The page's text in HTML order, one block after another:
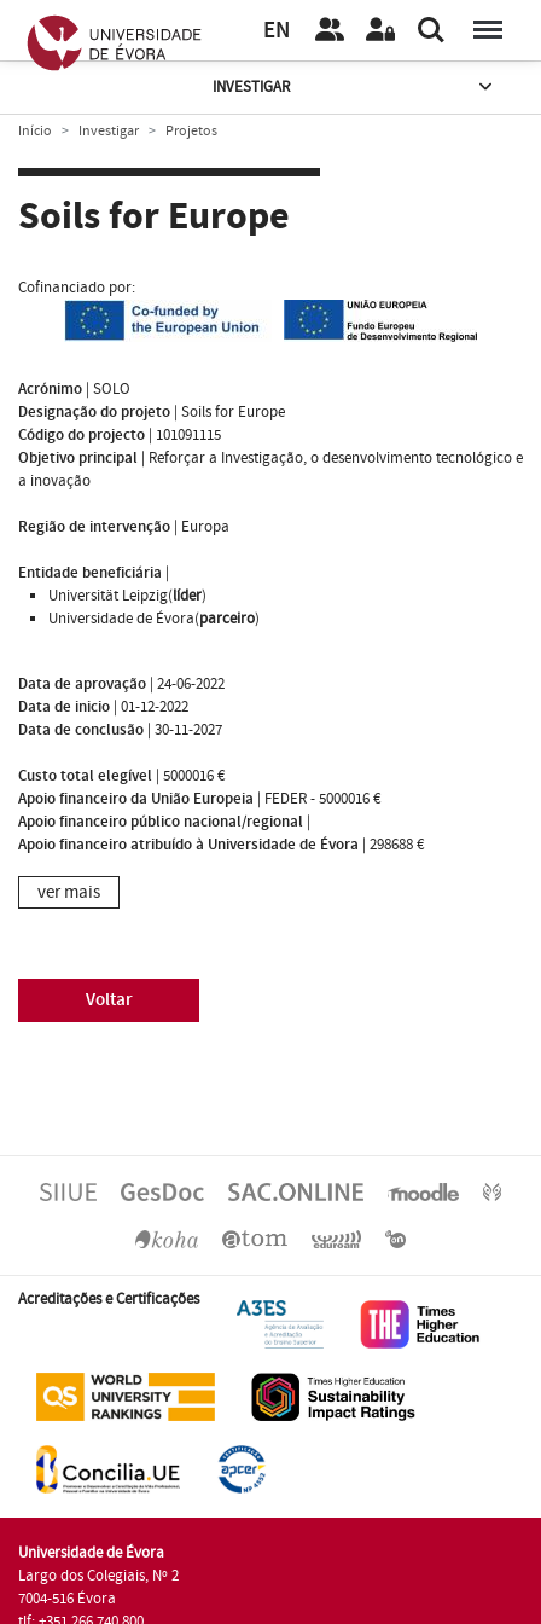
EN
INVESTIGAR
Início Investigar Projetos
Soils for Europe
Cofinanciado por:
Acrónimo | SOLO
Designação do projeto | Soils for Europe
Código do projecto | 101091115
Objetivo principal | Reforçar a Investigação, o desenvolvimento tecnológico e
a inovação
Região de intervenção | Europa
Entidade beneficiária |
Universität Leipzig(líder)
Universidade de Évora(parceiro)
Data de aprovação | 24-06-2022
Data de inicio | 01-12-2022
Data de conclusão | 30-11-2027
Custo total elegível | 5000016 €
Apoio financeiro da União Europeia | FEDER - 5000016 €
Apoio financeiro público nacional/regional |
Apoio financeiro atribuído à Universidade de Évora | 298688 €
ver mais
Voltar
Acreditações e Certificações
Universidade de Évora
Largo dos Colegiais, Nº 2
7004-516 Évora